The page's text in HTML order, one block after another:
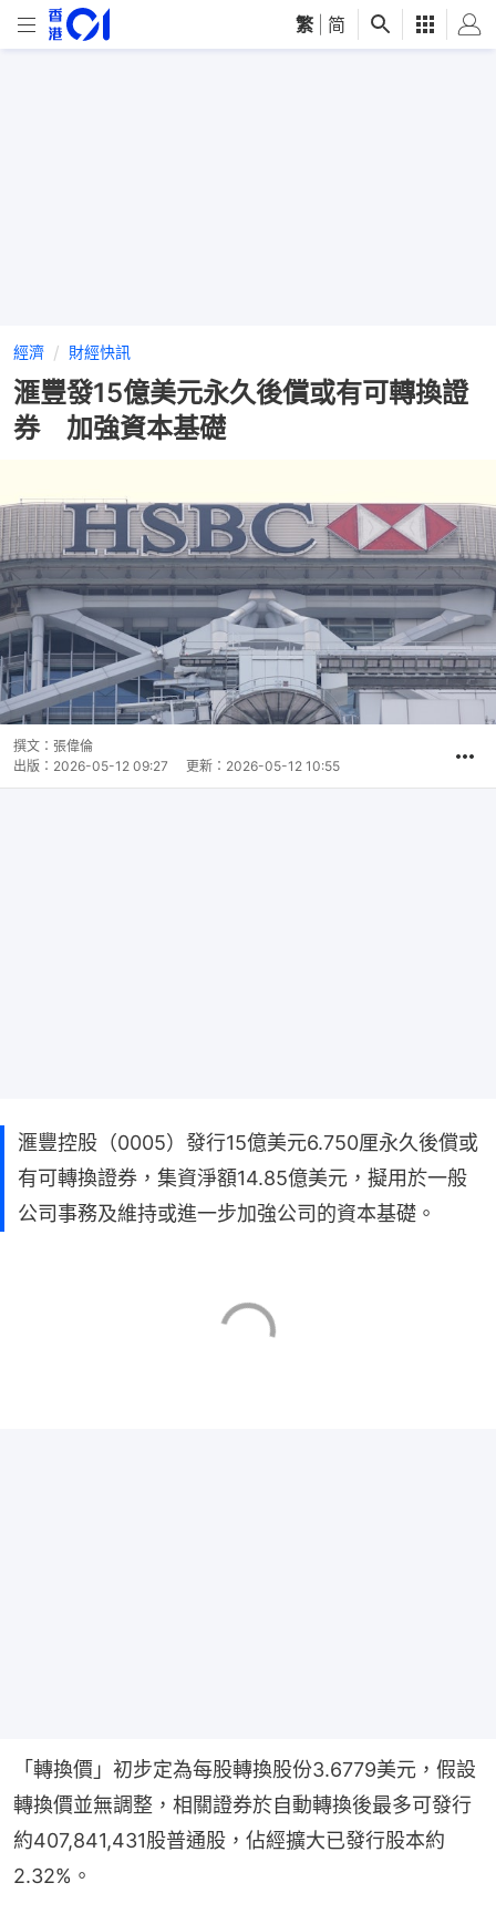
繁 简
經濟 財經快訊
滙豐發15億美元永久後償或有可轉換證
券 加強資本基礎
撰文： 張偉倫
出版： 2026-05-12 09:27 更新： 2026-05-12 10:55
滙豐控股（0005）發行15億美元6.750厘永久後償或
有可轉換證券，集資淨額14.85億美元，擬用於一般
公司事務及維持或進一步加強公司的資本基礎。
「轉換價」初步定為每股轉換股份3.6779美元，假設
轉換價並無調整，相關證券於自動轉換後最多可發行
約407,841,431股普通股，佔經擴大已發行股本約
2.32%。